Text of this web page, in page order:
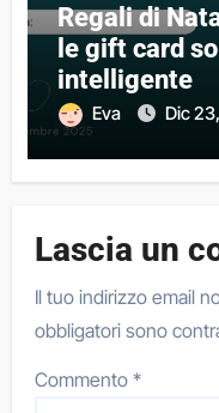
Regali di
le gift card
intelligente
Eva Dic
Lascia un
Il tuo indirizzo email
obbligatori sono
Commento*